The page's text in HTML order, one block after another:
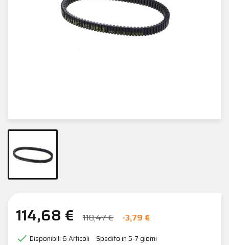
114,68 € 118,47 € -3,79 €
 Disponibili6 Articoli Spedito in 5-7 giorni